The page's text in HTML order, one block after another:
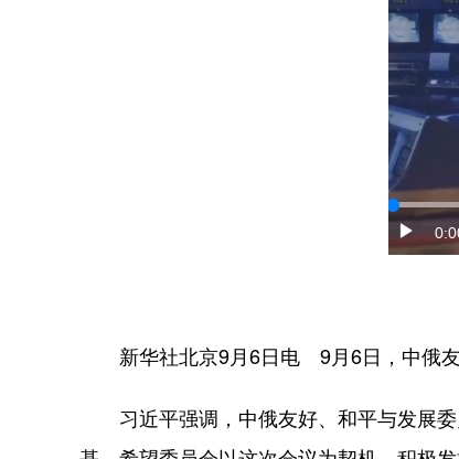
新华社北京9月6日电 9月6日，中俄友
习近平强调，中俄友好、和平与发展委